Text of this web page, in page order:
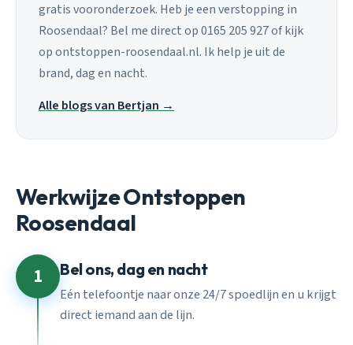
gratis vooronderzoek. Heb je een verstopping in
Roosendaal? Bel me direct op 0165 205 927 of kijk
op ontstoppen-roosendaal.nl. Ik help je uit de
brand, dag en nacht.
Alle blogs van Bertjan →
Werkwijze Ontstoppen
Roosendaal
1 Bel ons, dag en nacht
Eén telefoontje naar onze 24/7 spoedlijn en u krijgt
direct iemand aan de lijn.